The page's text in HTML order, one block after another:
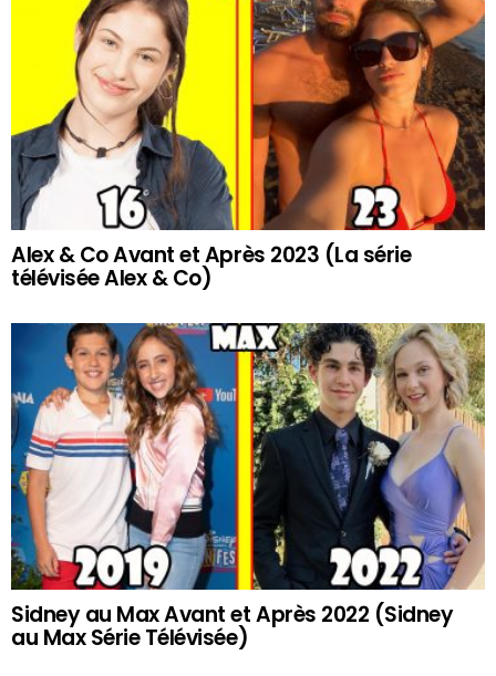
Alex & Co Avant et Après 2023 (La série
télévisée Alex & Co)
Sidney au Max Avant et Après 2022 (Sidney
au Max Série Télévisée)